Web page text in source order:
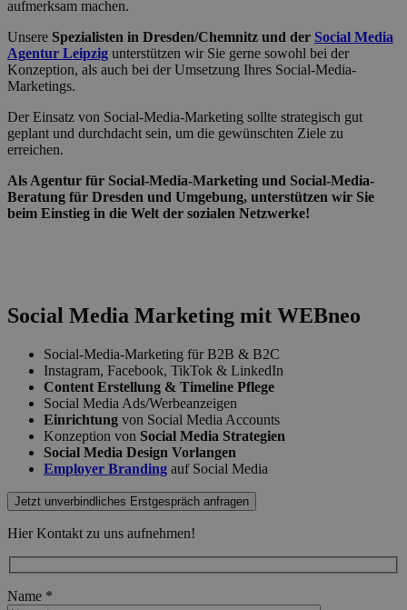
aufmerksam machen.
Unsere Spezialisten in Dresden/Chemnitz und der Social Media
Agentur Leipzig unterstützen wir Sie gerne sowohl bei der
Konzeption, als auch bei der Umsetzung Ihres Social-Media-
Marketings.
Der Einsatz von Social-Media-Marketing sollte strategisch gut
geplant und durchdacht sein, um die gewünschten Ziele zu
erreichen.
Als Agentur für Social-Media-Marketing und Social-Media-
Beratung für Dresden und Umgebung, unterstützen wir Sie
beim Einstieg in die Welt der sozialen Netzwerke!
Social Media Marketing mit WEBneo
Social-Media-Marketing für B2B & B2C
Instagram, Facebook, TikTok & LinkedIn
Content Erstellung & Timeline Pflege
Social Media Ads/Werbeanzeigen
Einrichtung von Social Media Accounts
Konzeption von Social Media Strategien
Social Media Design Vorlangen
Employer Branding auf Social Media
Jetzt unverbindliches Erstgespräch anfragen
Hier Kontakt zu uns aufnehmen!
Name *